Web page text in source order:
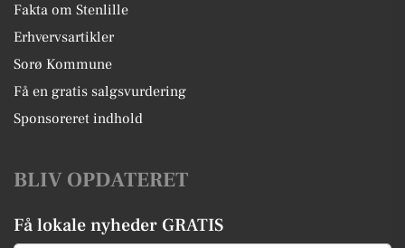
Fakta om Stenlille
Erhvervsartikler
Sorø Kommune
Få en gratis salgsvurdering
Sponsoreret indhold
BLIV OPDATERET
Få lokale nyheder GRATIS